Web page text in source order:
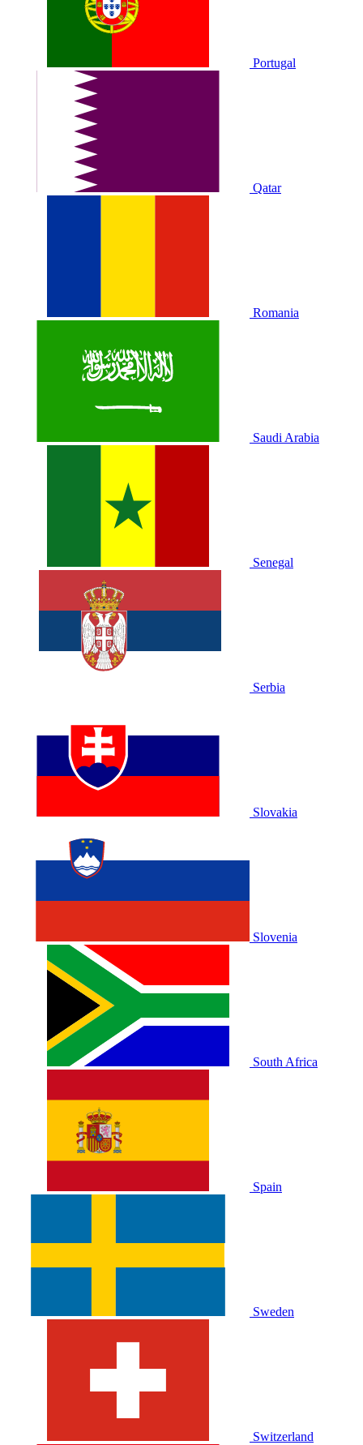
Portugal
Qatar
Romania
Saudi Arabia
Senegal
Serbia
Slovakia
Slovenia
South Africa
Spain
Sweden
Switzerland